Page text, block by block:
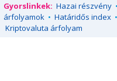
Gyorslinkek: Hazai részvény •
árfolyamok • Határidős index •
Kriptovaluta árfolyam